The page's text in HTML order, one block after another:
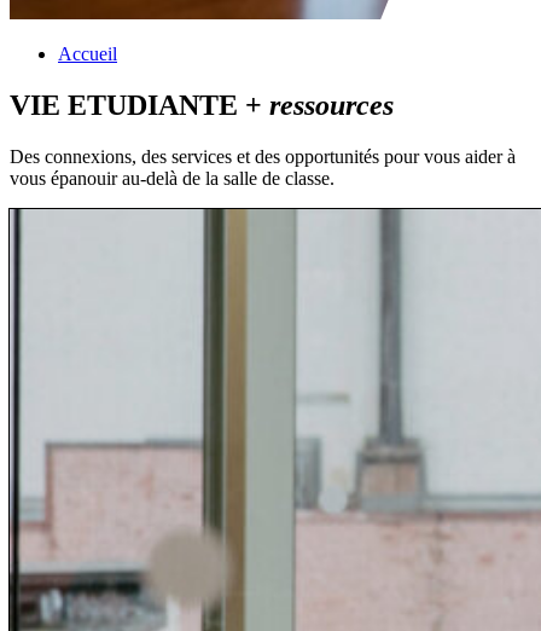
Accueil
VIE ETUDIANTE + ressources
Des connexions, des services et des opportunités pour vous aider à
vous épanouir au-delà de la salle de classe.